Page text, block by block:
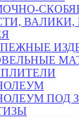
ВАЛИКИ,
ПОД